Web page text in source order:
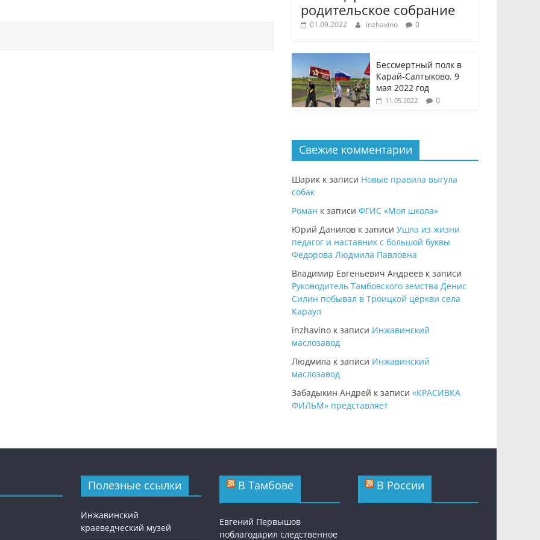
родительское собрание
01.09.2022 inzhavino 0
Бессмертный полк в
Карай-Салтыково. 9
мая 2022 год
11.05.2022 0
Свежие комментарии
Шарик к записи Новые правила выгула
собак
Роман к записи ФГИС «Моя школа»
Юрий Данилов к записи Ушла из жизни
педагог и наставник с большой буквы
Федорова Людмила Павловна
Владимир Евгеньевич Андреев к записи
Руководитель Тамбовского земства Денис
Силин побывал в Троицкой церкви села
Караул
inzhavino к записи Инжавинский
маслозавод
Людмила к записи Инжавинский
маслозавод
Забадыкин Андрей к записи «КРАСИВКА
ФИЛЬМ» представляет
Полезные ссылки
Инжавинский
краеведческий музей
В Тамбове
Евгений Первышов
поблагодарил следственное
В России